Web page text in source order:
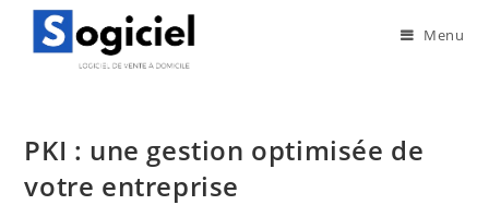
Menu
PKI : une gestion optimisée de
votre entreprise